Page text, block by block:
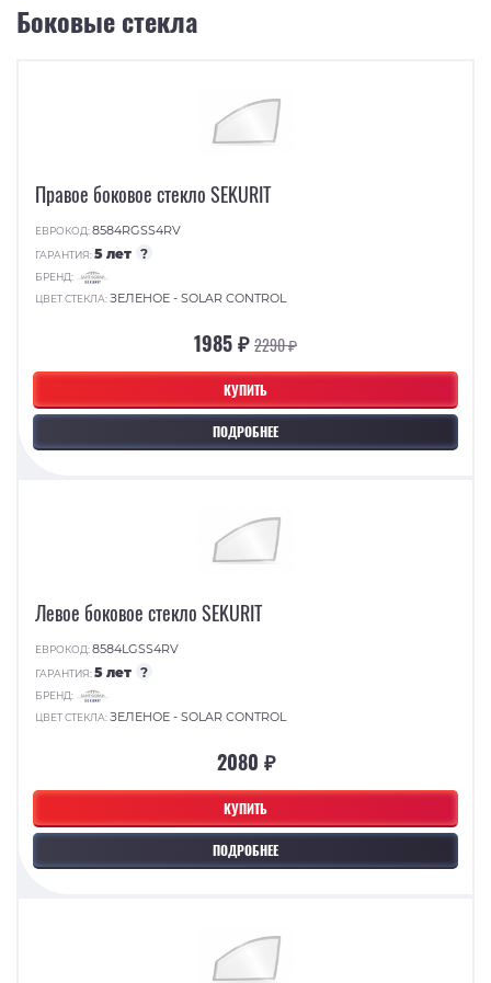
Боковые стекла
КУПИТЬ
ПОДРОБНЕЕ
Правое боковое стекло SEKURIT
ЕВРОКОД:8584RGSS4RV
ГАРАНТИЯ:5 лет ?
БРЕНД:
ЦВЕТ СТЕКЛА:ЗЕЛЕНОЕ - SOLAR CONTROL
1985 ₽2290 ₽
КУПИТЬ
ПОДРОБНЕЕ
Левое боковое стекло SEKURIT
ЕВРОКОД:8584LGSS4RV
ГАРАНТИЯ:5 лет ?
БРЕНД:
ЦВЕТ СТЕКЛА:ЗЕЛЕНОЕ - SOLAR CONTROL
2080 ₽